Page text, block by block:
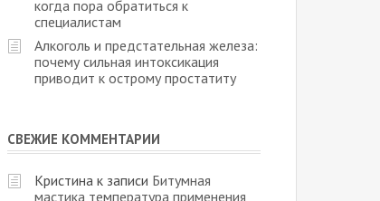
когда пора обратиться к
специалистам
Алкоголь и предстательная железа:
почему сильная интоксикация
приводит к острому простатиту
СВЕЖИЕ КОММЕНТАРИИ
Кристина к записи Битумная
мастика температура применения